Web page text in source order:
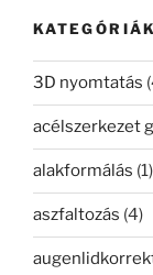
KATEGÓRIÁK
3D nyomtatás
acélszerkezet
alakformálás (1)
aszfaltozás (4)